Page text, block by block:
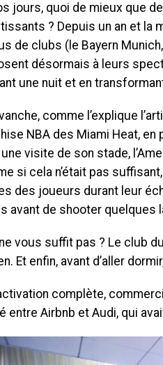
jours, quoi de mieux que
? Depuis un an et la
de clubs (le Bayern
désormais à leurs
une nuit et en
comme l’explique
NBA des Miami Heat,
visite de son stade,
si cela n’était pas
des joueurs durant leur
avant de shooter quelques
vous suffit pas ? Le club
Et enfin, avant d’aller
complète,
entre Airbnb et Audi, qui